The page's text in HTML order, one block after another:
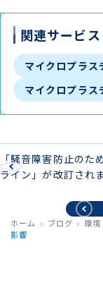
関連サービス
マイクロプラ
マイクロプラス
「騒音障害防止のた
ライン」が改訂され
ホーム ブログ 環境
影響